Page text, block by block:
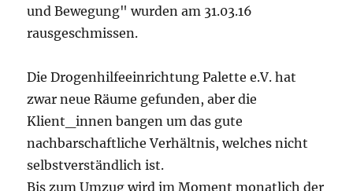
und Bewegung" wurden am 31.03.16
rausgeschmissen.
Die Drogenhilfeeinrichtung Palette e.V. hat
zwar neue Räume gefunden, aber die
Klient_innen bangen um das gute
nachbarschaftliche Verhältnis, welches nicht
selbstverständlich ist.
Bis zum Umzug wird im Moment monatlich der